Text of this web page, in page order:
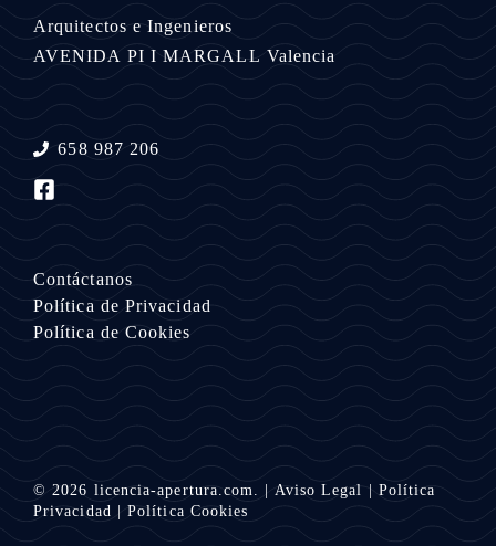
Arquitectos e Ingenieros
AVENIDA PI I MARGALL Valencia
658 987 206
Contáctanos
Política de Privacidad
Política de Cookies
© 2026 licencia-apertura.com. | Aviso Legal | Política
Privacidad |Política Cookies